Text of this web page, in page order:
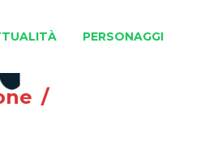
PERSONAGGI
/